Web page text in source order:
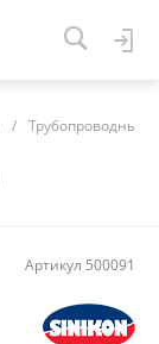
/ Трубопроводные
Артикул 500091